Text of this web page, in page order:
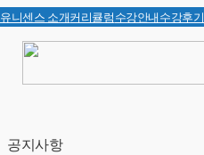
유니센스 소개커리큘럼수강안내수강후기
공지사항